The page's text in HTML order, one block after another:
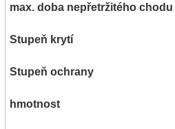
max. doba nepřetržitého chodu
Stupeň krytí
Stupeň ochrany
hmotnost